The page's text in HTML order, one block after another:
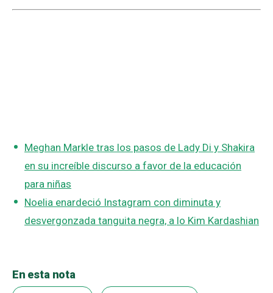
Meghan Markle tras los pasos de Lady Di y Shakira
en su increíble discurso a favor de la educación
para niñas
Noelia enardeció Instagram con diminuta y
desvergonzada tanguita negra, a lo Kim Kardashian
En esta nota